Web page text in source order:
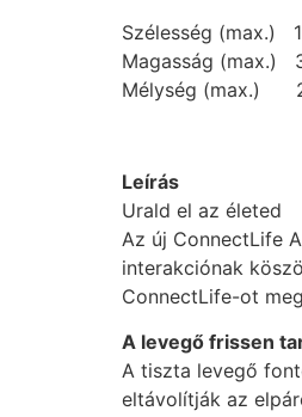
Szélesség (max.)
Magasság (max.)
Mélység (max.)
Leírás
Urald el az életed
Az új ConnectLife
interakciónak
ConnectLife-ot
A levegő frissen
A tiszta levegő
eltávolítják az